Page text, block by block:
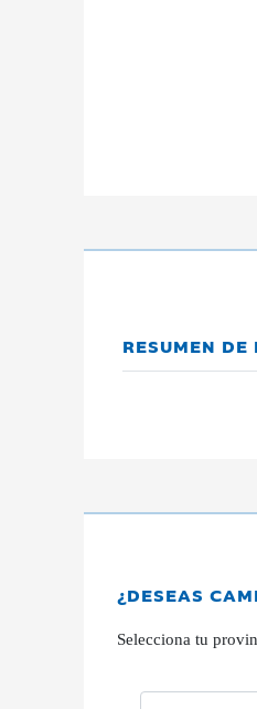
RESUMEN
¿DESEAS
Selecciona tu